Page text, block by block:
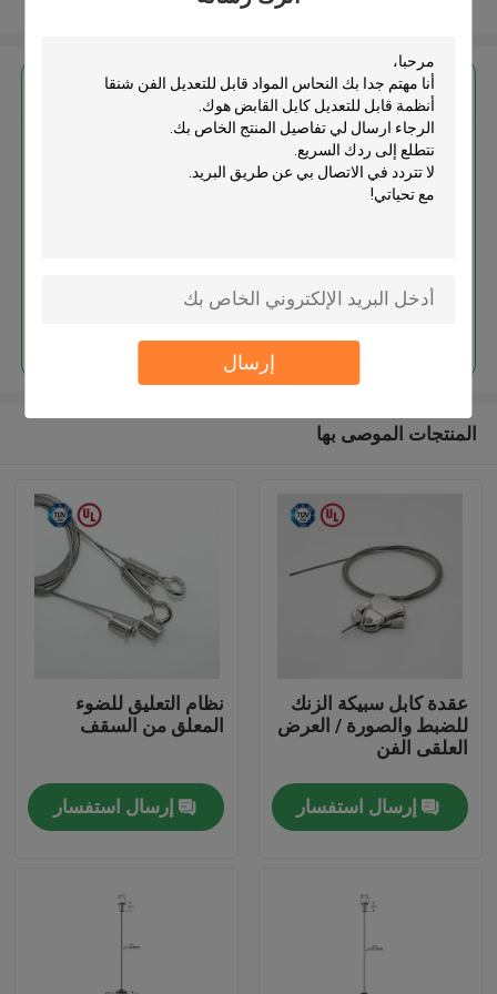
إرسال
أشرطة فيديو
احصل على افضل سعر ل
النحاس المواد قابل للتعديل الفن
شنقا أنظمة قابل للتعديل كابل
المنتجات الموصى بها
عقدة كابل سبيكة الزنك
للضبط والصورة / العرض
العلقى الفن
إرسال استفسار
نظام التعليق للضوء
المعلق من السقف
إرسال استفسار